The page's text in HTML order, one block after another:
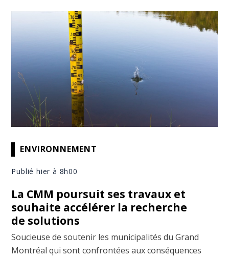
ENVIRONNEMENT
Publié hier à 8h00
La CMM poursuit ses travaux et
souhaite accélérer la recherche
de solutions
Soucieuse de soutenir les municipalités du Grand
Montréal qui sont confrontées aux conséquences